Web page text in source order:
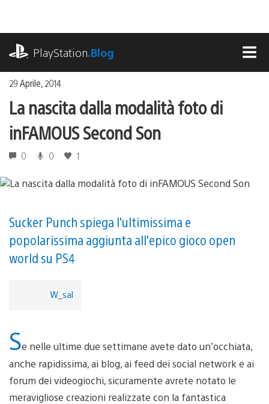
contenuto
PlayStation.Blog
29 Aprile, 2014
La nascita dalla modalità foto di
inFAMOUS Second Son
0 0 1
Sucker Punch spiega l'ultimissima e
popolarissima aggiunta all'epico gioco open
world su PS4
W_sal
Se nelle ultime due settimane avete dato un’occhiata,
anche rapidissima, ai blog, ai feed dei social network e ai
forum dei videogiochi, sicuramente avrete notato le
meravigliose creazioni realizzate con la fantastica